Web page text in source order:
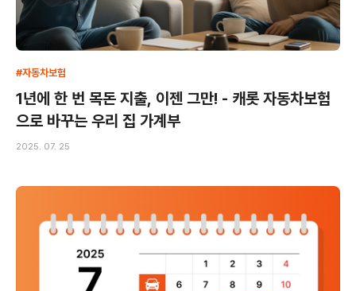
#자동차보험
1년에 한 번 목돈 지출, 이젠 그만! - 캐롯 자동차보험
으로 바꾸는 우리 집 가계부
2025. 07. 25